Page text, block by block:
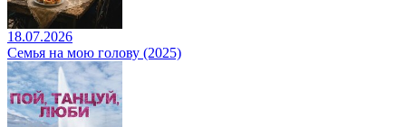
18.07.2026
Семья на мою голову (2025)